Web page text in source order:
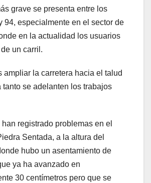
grave se presenta entre los
94, especialmente en el sector de
en la actualidad los usuarios
un carril.
ampliar la carretera hacia el talud
tanto se adelanten los trabajos
han registrado problemas en el
Sentada, a la altura del
hubo un asentamiento de
ya ha avanzado en
30 centímetros pero que se